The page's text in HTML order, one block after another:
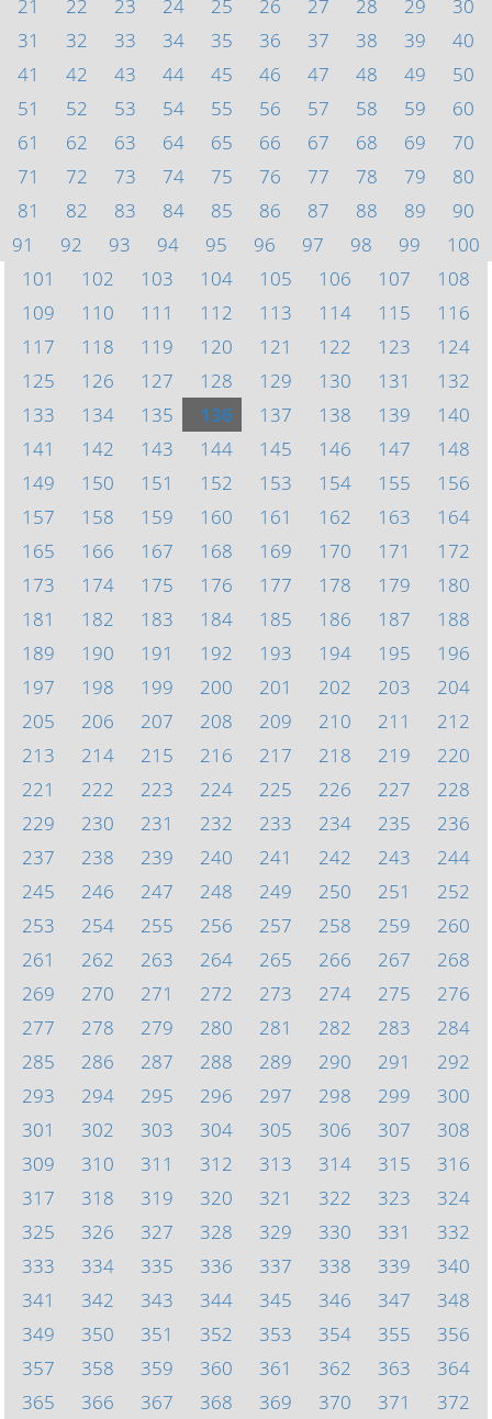
21
22 23 24 25 26 27 28 29
30
31
32 33 34 35 36 37 38 39
40
41
42 43 44 45 46 47 48 49
50
51
52 53 54 55 56 57 58 59
60
61
62 63 64 65 66 67 68 69
70
71
72 73 74 75 76 77 78 79
80
81
82 83 84 85 86 87 88 89
90
91
92 93 94 95 96 97 98 99
100
101
102 103 104 105 106 107
108
109
110 111 112 113 114 115
116
117
118 119 120 121 122 123
124
125
126 127 128 129 130 131
132
133
134 135 136 137 138 139
140
141
142 143 144 145 146 147
148
149
150 151 152 153 154 155
156
157
158 159 160 161 162 163
164
165
166 167 168 169 170 171
172
173
174 175 176 177 178 179
180
181
182 183 184 185 186 187
188
189
190 191 192 193 194 195
196
197
198 199 200 201 202 203
204
205
206 207 208 209 210 211
212
213
214 215 216 217 218 219
220
221
222 223 224 225 226 227
228
229
230 231 232 233 234 235
236
237
238 239 240 241 242 243
244
245
246 247 248 249 250 251
252
253
254 255 256 257 258 259
260
261
262 263 264 265 266 267
268
269
270 271 272 273 274 275
276
277
278 279 280 281 282 283
284
285
286 287 288 289 290 291
292
293
294 295 296 297 298 299
300
301
302 303 304 305 306 307
308
309
310 311 312 313 314 315
316
317
318 319 320 321 322 323
324
325
326 327 328 329 330 331
332
333
334 335 336 337 338 339
340
341
342 343 344 345 346 347
348
349
350 351 352 353 354 355
356
357
358 359 360 361 362 363
364
365
366 367 368 369 370 371 372